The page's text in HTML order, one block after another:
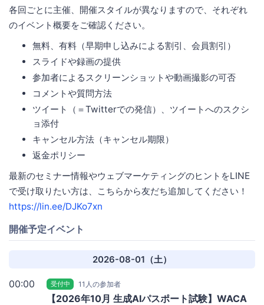
各回ごとに主催、開催スタイルが異なりますので、それぞれ
のイベント概要をご確認ください。
無料、有料（早期申し込みによる割引、会員割引）
スライドや録画の提供
参加者によるスクリーンショットや動画撮影の可否
コメントや質問方法
ツイート（＝Twitterでの発信）、ツイートへのスクシ
ョ添付
キャンセル方法（キャンセル期限）
返金ポリシー
最新のセミナー情報やウェブマーケティングのヒントをLINE
で受け取りたい方は、こちらから友だち追加してください！
https://lin.ee/DJKo7xn
開催予定イベント
2026-08-01（土）
00:00 受付中 11人の参加者
【2026年10月 生成AIパスポート試験】WACA